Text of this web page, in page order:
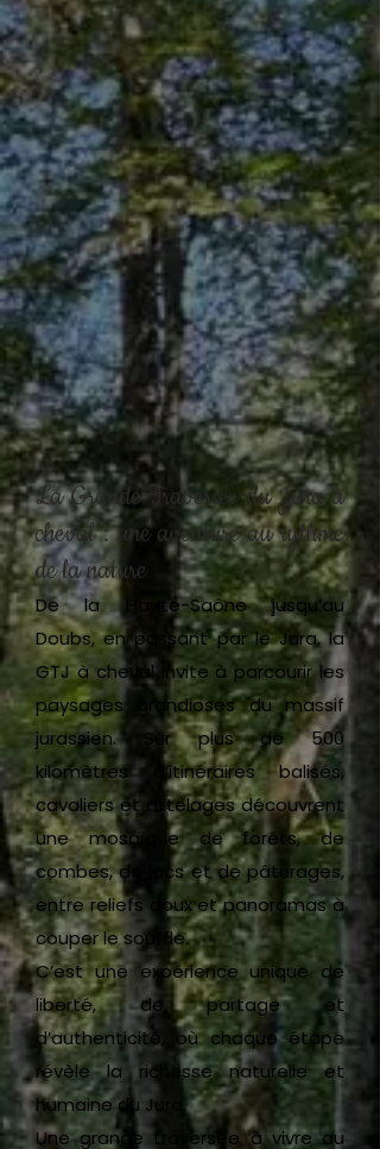
La Grande Traversée du Jura à
cheval : une aventure au rythme
de la nature
De la Haute-Saône jusqu’au
Doubs, en passant par le Jura, la
GTJ à cheval invite à parcourir les
paysages grandioses du massif
jurassien. Sur plus de 500
kilomètres d’itinéraires balisés,
cavaliers et attelages découvrent
une mosaïque de forêts, de
combes, de lacs et de pâturages,
entre reliefs doux et panoramas à
couper le souffle.
C’est une expérience unique de
liberté, de partage et
d’authenticité, où chaque étape
révèle la richesse naturelle et
humaine du Jura.
Une grande traversée à vivre au